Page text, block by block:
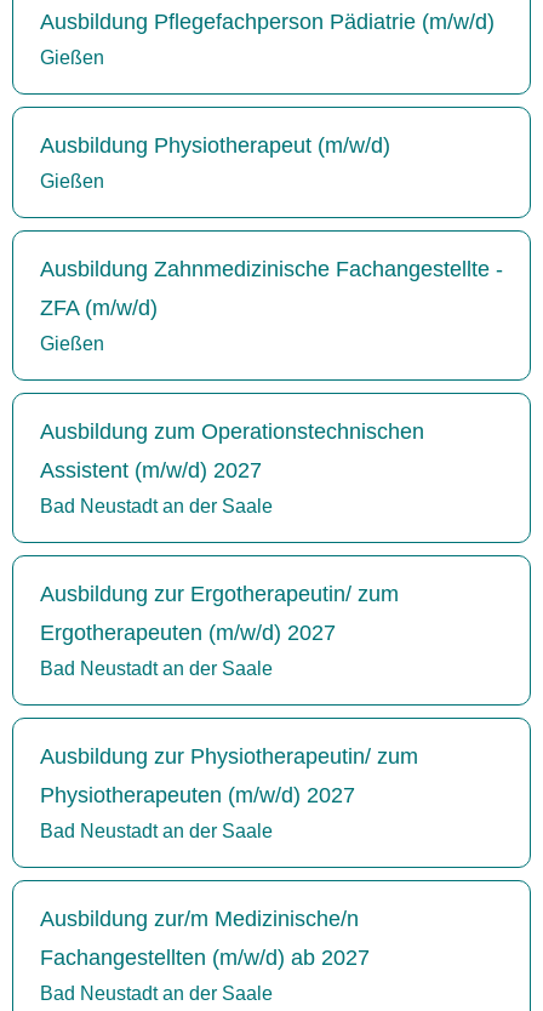
Ausbildung Pflegefachperson Pädiatrie (m/w/d)
Gießen
Ausbildung Physiotherapeut (m/w/d)
Gießen
Ausbildung Zahnmedizinische Fachangestellte -
ZFA (m/w/d)
Gießen
Ausbildung zum Operationstechnischen
Assistent (m/w/d) 2027
Bad Neustadt an der Saale
Ausbildung zur Ergotherapeutin/ zum
Ergotherapeuten (m/w/d) 2027
Bad Neustadt an der Saale
Ausbildung zur Physiotherapeutin/ zum
Physiotherapeuten (m/w/d) 2027
Bad Neustadt an der Saale
Ausbildung zur/m Medizinische/n
Fachangestellten (m/w/d) ab 2027
Bad Neustadt an der Saale